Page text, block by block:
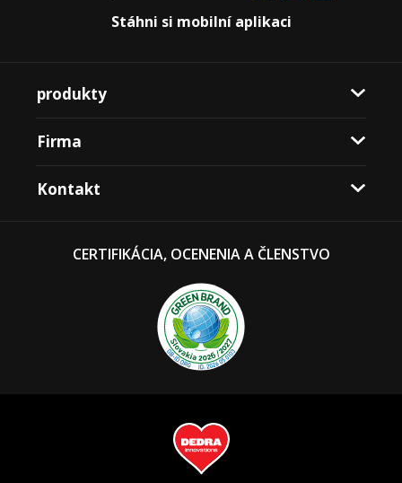
Stáhni si mobilní aplikaci
produkty
Firma
Kontakt
CERTIFIKÁCIA, OCENENIA A ČLENSTVO